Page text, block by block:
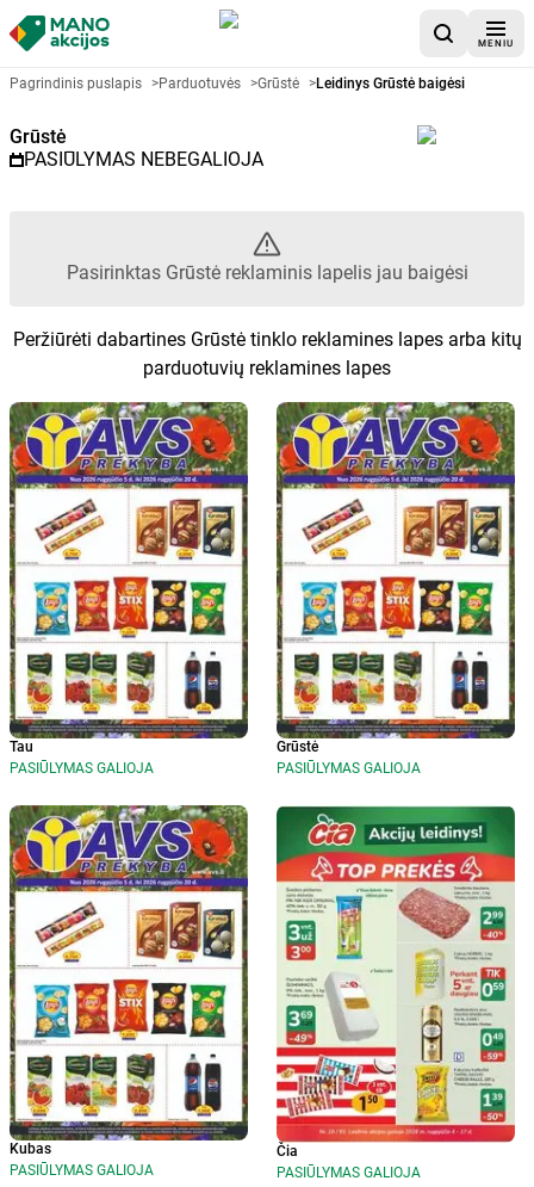
MENIU
Akcijų lapelis Grūstė -
Pagrindinis puslapis >Parduotuvės >Grūstė >Leidinys Grūstė baigėsi
Grūstė
PASIŪLYMAS NEBEGALIOJA
Pasirinktas Grūstė reklaminis lapelis jau baigėsi
Peržiūrėti dabartines Grūstė tinklo reklamines lapes arba kitų
parduotuvių reklamines lapes
Tau
PASIŪLYMAS GALIOJA
Kubas
PASIŪLYMAS GALIOJA
Grūstė
PASIŪLYMAS GALIOJA
Čia
PASIŪLYMAS GALIOJA